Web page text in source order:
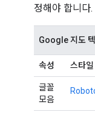
정해야 합니다.
Google 지도
속성 스타일
글꼴
모음